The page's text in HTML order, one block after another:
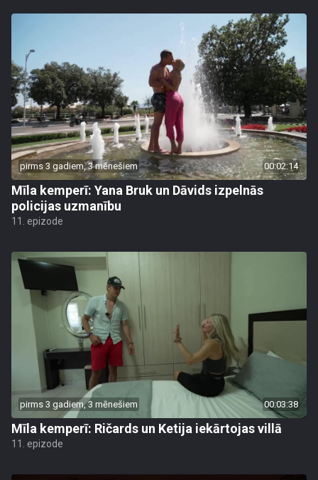
pirms 3 gadiem, 3 mēnešiem 00:02:14
Mīla kemperī: Yana Bruk un Dāvids izpelnās
policijas uzmanību
11. epizode
pirms 3 gadiem, 3 mēnešiem 00:03:38
Mīla kemperī: Ričards un Ketija iekārtojas villā
11. epizode